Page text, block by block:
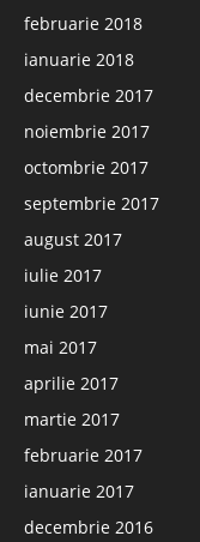
februarie 2018
ianuarie 2018
decembrie 2017
noiembrie 2017
octombrie 2017
septembrie 2017
august 2017
iulie 2017
iunie 2017
mai 2017
aprilie 2017
martie 2017
februarie 2017
ianuarie 2017
decembrie 2016